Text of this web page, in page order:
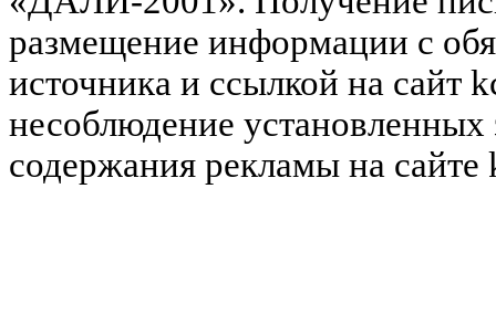
размещение информации с
источника и ссылкой на сайт
несоблюдение установленных
содержания рекламы на сайте